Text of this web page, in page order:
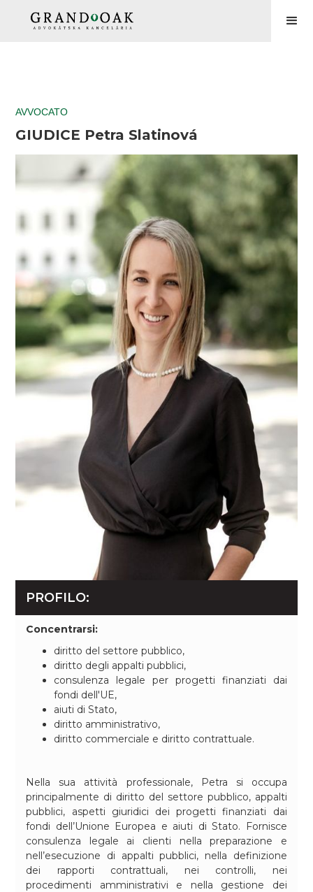
AVVOCATO
GIUDICE Petra Slatinová
PROFILO:
Concentrarsi:
diritto del settore pubblico,
diritto degli appalti pubblici,
consulenza legale per progetti finanziati dai
fondi dell'UE,
aiuti di Stato,
diritto amministrativo,
diritto commerciale e diritto contrattuale.
Nella sua attività professionale, Petra si occupa
principalmente di diritto del settore pubblico, appalti
pubblici, aspetti giuridici dei progetti finanziati dai
fondi dell’Unione Europea e aiuti di Stato. Fornisce
consulenza legale ai clienti nella preparazione e
nell’esecuzione di appalti pubblici, nella definizione
dei rapporti contrattuali, nei controlli, nei
procedimenti amministrativi e nella gestione dei